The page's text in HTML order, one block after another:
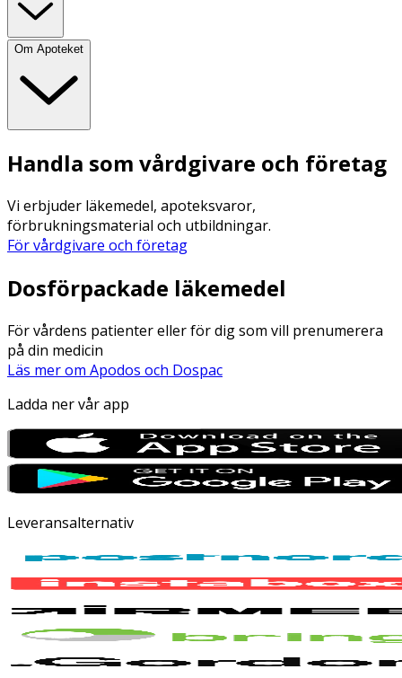
Om Apoteket
Handla som vårdgivare och företag
Vi erbjuder läkemedel, apoteksvaror,
förbrukningsmaterial och utbildningar.
För vårdgivare och företag
Dosförpackade läkemedel
För vårdens patienter eller för dig som vill prenumerera
på din medicin
Läs mer om Apodos och Dospac
Ladda ner vår app
Leveransalternativ